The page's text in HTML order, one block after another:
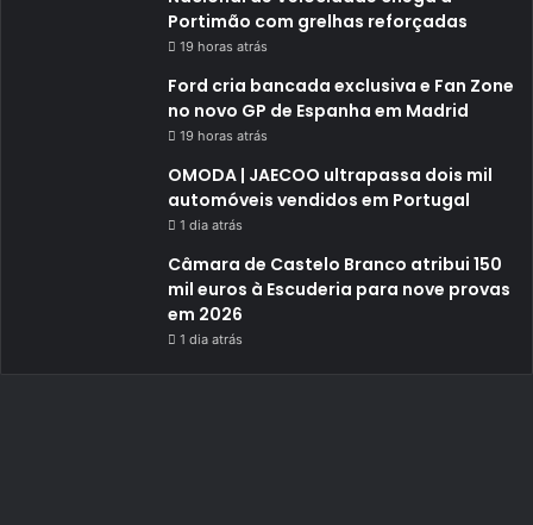
Portimão com grelhas reforçadas
19 horas atrás
Ford cria bancada exclusiva e Fan Zone
no novo GP de Espanha em Madrid
19 horas atrás
OMODA | JAECOO ultrapassa dois mil
automóveis vendidos em Portugal
1 dia atrás
Câmara de Castelo Branco atribui 150
mil euros à Escuderia para nove provas
em 2026
1 dia atrás